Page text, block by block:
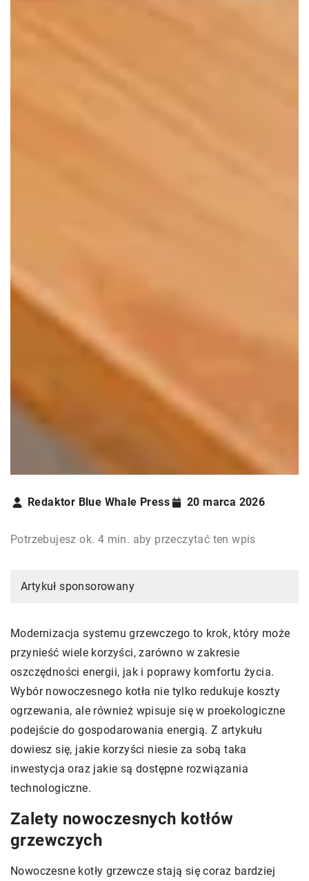
Redaktor Blue Whale Press 20 marca 2026
Potrzebujesz ok. 4 min. aby przeczytać ten wpis
Artykuł sponsorowany
Modernizacja systemu grzewczego to krok, który może
przynieść wiele korzyści, zarówno w zakresie
oszczędności energii, jak i poprawy komfortu życia.
Wybór nowoczesnego kotła nie tylko redukuje koszty
ogrzewania, ale również wpisuje się w proekologiczne
podejście do gospodarowania energią. Z artykułu
dowiesz się, jakie korzyści niesie za sobą taka
inwestycja oraz jakie są dostępne rozwiązania
technologiczne.
Zalety nowoczesnych kotłów
grzewczych
Nowoczesne kotły grzewcze stają się coraz bardziej